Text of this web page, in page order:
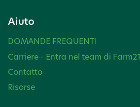
Aiuto
DOMANDE FREQUENTI
Carriere - Entra nel team di Farm21
Contatto
Risorse